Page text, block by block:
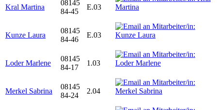
Kral Martina
08145
84-45
E.03
Kunze Laura
08145
84-46
E.03
Loder Marlene
08145
84-17
1.03
Merkel Sabrina
08145
84-24
2.04